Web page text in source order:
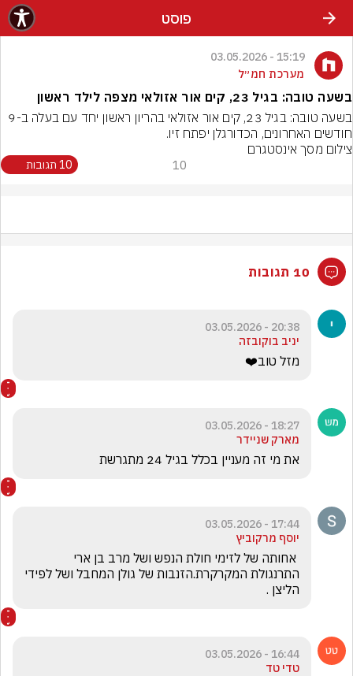
פוסט
15:19 - 03.05.2026
מערכת חמ״ל
בשעה טובה: בגיל 23, קים אור אזולאי מצפה לילד ראשון
חודשים האחרונים, הכדורגלן יפתח זיו.
צילום מסך אינסטגרם
10 10 תגובות
10 תגובות
20:38 - 03.05.2026
יניב בוקובזה
מזל טוב❤️
18:27 - 03.05.2026
מארק שניידר
את מי זה מעניין בכלל בגיל 24 מתגרשת
17:44 - 03.05.2026
יוסף מרקוביץ
הליצן .
16:44 - 03.05.2026
טדי טד